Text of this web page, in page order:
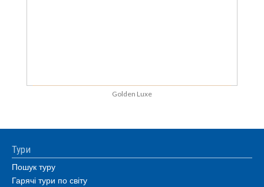
Golden Luxe
Тури
Пошук туру
Гарячі тури по світу